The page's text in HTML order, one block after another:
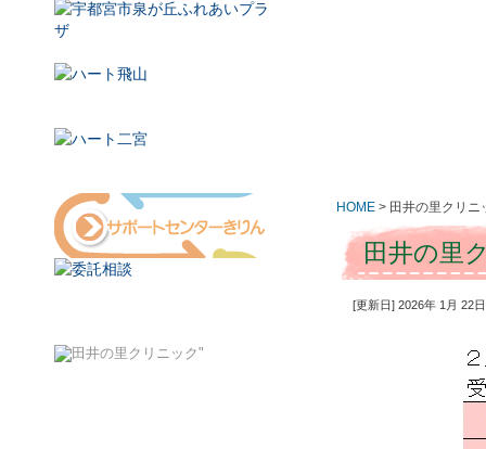
HOME > 田井の里クリニ
田井の里
[更新日] 2026年 1月 22